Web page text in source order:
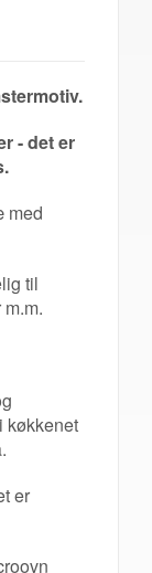
- det er
med
til
køkkenet
er